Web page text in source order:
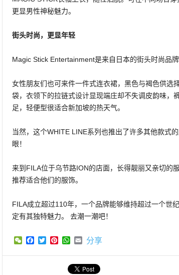
更显男性神秘魅力。
街头时尚，更显年轻
Magic Stick Entertainment是来自日本的街头时尚品
女性朋友们也可来件一件式连衣裙，黑色与褐色供选
袋，衣领下的拉链式设计显现端庄却不失调皮韵味，
足，轻便型很适合新加坡的热天气。
当然，这个WHITE LINE系列也推出了许多其他款式
眼！
来到FILA位于乌节路ION的店面，长得靓丽又亲切的
推荐适合他们的服饰。
FILA成立超过110年，一个品牌能够维持超过一个世
定有其独特魅力。 去潮一潮吧！
WeChat
Facebook
TwitterPinterest
WhatsApp
Email
分享